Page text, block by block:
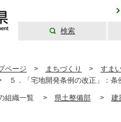
検索
ページ > まちづくり > すま
５．「宅地開発条例の改正」：条
組織一覧 > 県土整備部 > 建